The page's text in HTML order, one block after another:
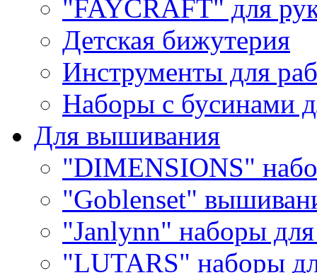
"FAYCRAFT" для
Детская бижутерия
Инструменты для
Наборы с бусинами
Для вышивания
"DIMENSIONS"
"Goblenset"
"Janlynn" наборы
"LUTARS" наборы